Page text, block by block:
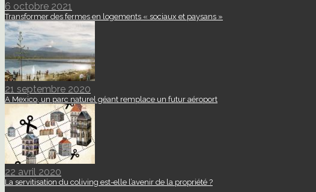
6 octobre 2021
Transformer des fermes en logements « sociaux et paysans »
21 septembre 2020
A Mexico, un parc naturel géant remplace un futur aéroport
22 avril 2020
La servitisation du coliving est-elle l’avenir de la propriété ?